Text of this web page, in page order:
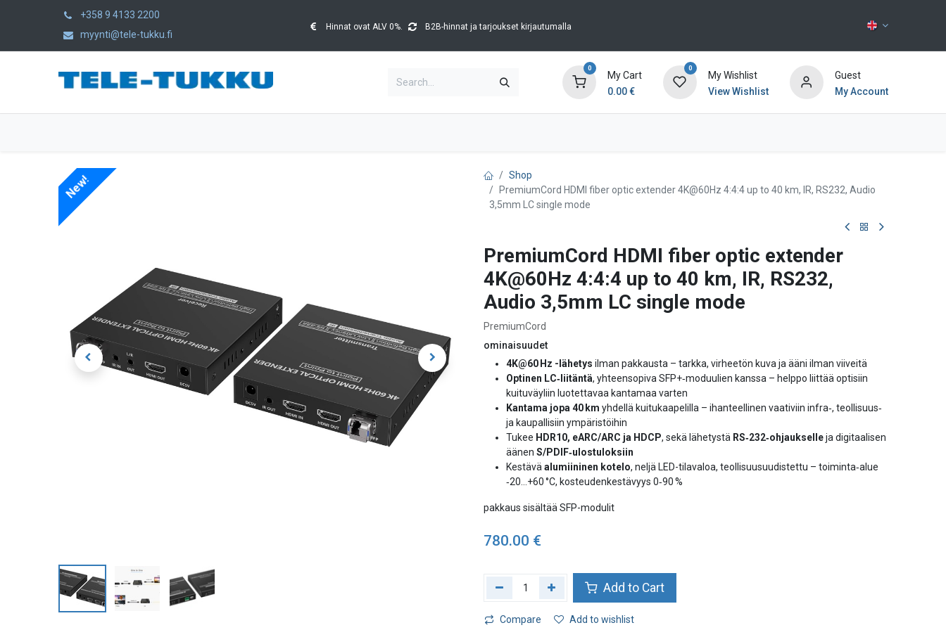
+358 9 4133 2200
myynti@tele-tukku.fi
Hinnat ovat ALV 0%. B2B-hinnat ja tarjoukset kirjautumalla
0
My Cart
0.00€
0
My Wishlist
View Wishlist
Guest
My Account
New!
Shop
PremiumCord HDMI fiber optic extender 4K@60Hz 4:4:4 up to 40 km, IR, RS232, Audio
3,5mm LC single mode
PremiumCord HDMI fiber optic extender
4K@60Hz 4:4:4 up to 40 km, IR, RS232,
Audio 3,5mm LC single mode
PremiumCord
ominaisuudet
4K@60 Hz -lähetys ilman pakkausta – tarkka, virheetön kuva ja ääni ilman viiveitä
Optinen LC‑liitäntä, yhteensopiva SFP+‑moduulien kanssa – helppo liittää optisiin
kuituväyliin luotettavaa kantamaa varten
Kantama jopa 40 km yhdellä kuitukaapelilla – ihanteellinen vaativiin infra‑, teollisuus‑
ja kaupallisiin ympäristöihin
Tukee HDR10, eARC/ARC ja HDCP, sekä lähetystä RS‑232‑ohjaukselleja digitaalisen
äänen S/PDIF‑ulostuloksiin
Kestävä alumiininen kotelo, neljä LED-tilavaloa, teollisuusuudistettu – toiminta‐alue
‑20…+60 °C, kosteudenkestävyys 0‑90 %
pakkaus sisältää SFP-modulit
780.00 €
Add to Cart
Compare Add to wishlist